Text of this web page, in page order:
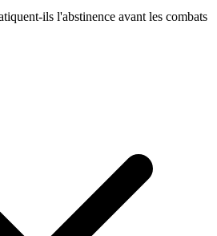
ils l'abstinence avant les combats